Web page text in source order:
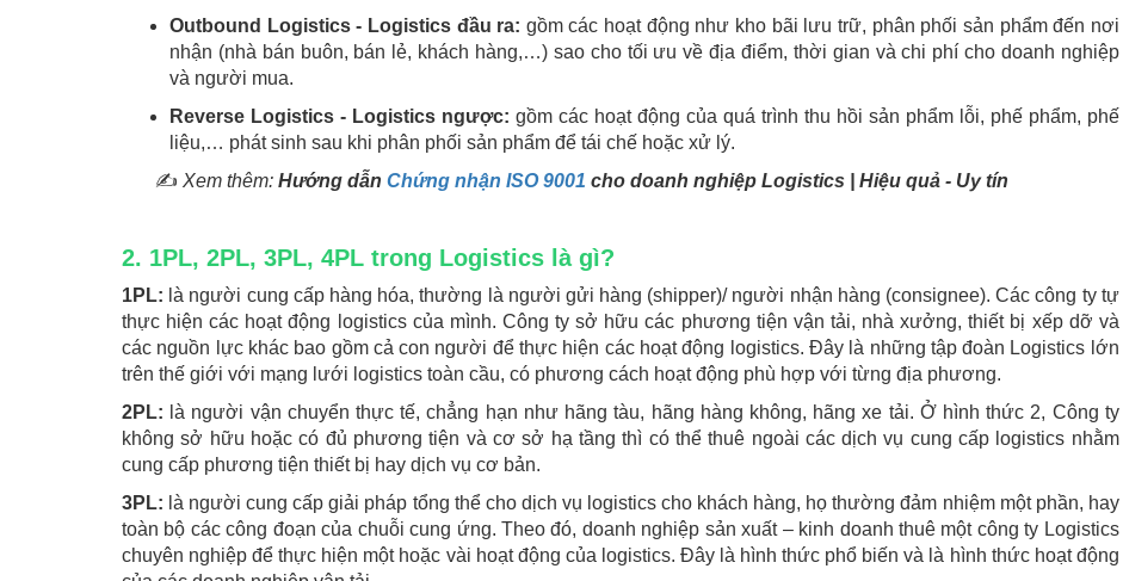
Outbound Logistics - Logistics đầu ra: gồm các hoạt động như kho bãi lưu trữ, phân phối sản phẩm đến nơi
nhận (nhà bán buôn, bán lẻ, khách hàng,…) sao cho tối ưu về địa điểm, thời gian và chi phí cho doanh nghiệp
và người mua.
Reverse Logistics - Logistics ngược: gồm các hoạt động của quá trình thu hồi sản phẩm lỗi, phế phẩm, phế
liệu,… phát sinh sau khi phân phối sản phẩm để tái chế hoặc xử lý.
✍ Xem thêm: Hướng dẫn Chứng nhận ISO 9001 cho doanh nghiệp Logistics | Hiệu quả - Uy tín
2. 1PL, 2PL, 3PL, 4PL trong Logistics là gì?
1PL: là người cung cấp hàng hóa, thường là người gửi hàng (shipper)/ người nhận hàng (consignee). Các công ty tự
thực hiện các hoạt động logistics của mình. Công ty sở hữu các phương tiện vận tải, nhà xưởng, thiết bị xếp dỡ và
các nguồn lực khác bao gồm cả con người để thực hiện các hoạt động logistics. Đây là những tập đoàn Logistics lớn
trên thế giới với mạng lưới logistics toàn cầu, có phương cách hoạt động phù hợp với từng địa phương.
2PL: là người vận chuyển thực tế, chẳng hạn như hãng tàu, hãng hàng không, hãng xe tải. Ở hình thức 2, Công ty
không sở hữu hoặc có đủ phương tiện và cơ sở hạ tầng thì có thể thuê ngoài các dịch vụ cung cấp logistics nhằm
cung cấp phương tiện thiết bị hay dịch vụ cơ bản.
3PL: là người cung cấp giải pháp tổng thể cho dịch vụ logistics cho khách hàng, họ thường đảm nhiệm một phần, hay
toàn bộ các công đoạn của chuỗi cung ứng. Theo đó, doanh nghiệp sản xuất – kinh doanh thuê một công ty Logistics
chuyên nghiệp để thực hiện một hoặc vài hoạt động của logistics. Đây là hình thức phổ biến và là hình thức hoạt động